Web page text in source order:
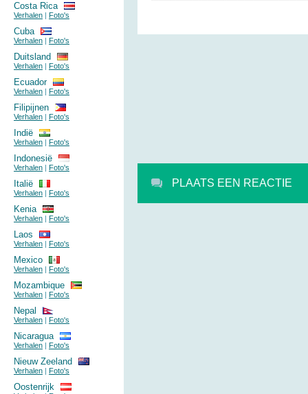
PLAATS EEN REACTIE
Costa Rica
Verhalen | Foto's
Cuba
Verhalen | Foto's
Duitsland
Verhalen | Foto's
Ecuador
Verhalen | Foto's
Filipijnen
Verhalen | Foto's
Indië
Verhalen | Foto's
Indonesië
Verhalen | Foto's
Italië
Verhalen | Foto's
Kenia
Verhalen | Foto's
Laos
Verhalen | Foto's
Mexico
Verhalen | Foto's
Mozambique
Verhalen | Foto's
Nepal
Verhalen | Foto's
Nicaragua
Verhalen | Foto's
Nieuw Zeeland
Verhalen | Foto's
Oostenrijk